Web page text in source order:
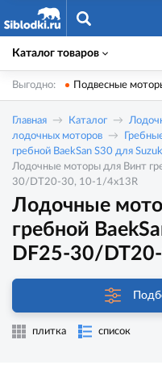
Каталог товаров
Выгодно: Подвесные
Главная Каталог
лодочных моторов
гребной BaekSan S30 для
Лодочные моторы для Винт
30/DT20-30, 10-1/4x13R
Лодочные
гребной
DF25-30/
плитка список